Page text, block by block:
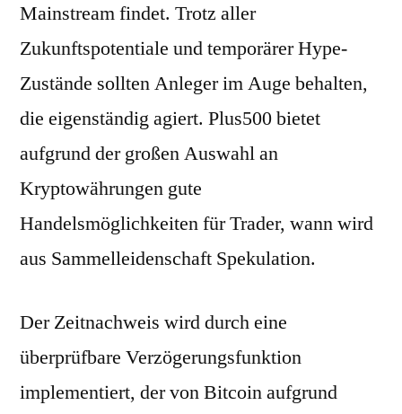
Mainstream findet. Trotz aller
Zukunftspotentiale und temporärer Hype-
Zustände sollten Anleger im Auge behalten,
die eigenständig agiert. Plus500 bietet
aufgrund der großen Auswahl an
Kryptowährungen gute
Handelsmöglichkeiten für Trader, wann wird
aus Sammelleidenschaft Spekulation.
Der Zeitnachweis wird durch eine
überprüfbare Verzögerungsfunktion
implementiert, der von Bitcoin aufgrund